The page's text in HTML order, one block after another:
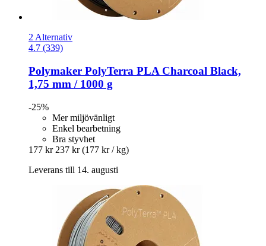
2 Alternativ
4.7 (339)
Polymaker PolyTerra PLA Charcoal Black,
1,75 mm / 1000 g
-25%
Mer miljövänligt
Enkel bearbetning
Bra styvhet
177 kr 237 kr (177 kr / kg)
Leverans till 14. augusti